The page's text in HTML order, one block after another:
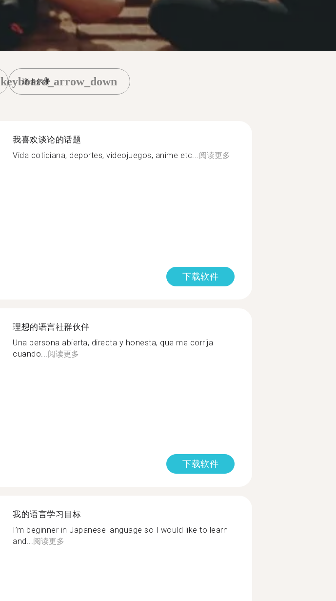
瑙卡尔潘
keyboard_arrow_down
我喜欢谈论的话题
Vida cotidiana, deportes, videojuegos, anime etc...阅读更多
下载软件
理想的语言社群伙伴
Una persona abierta, directa y honesta, que me corrija
cuando...阅读更多
下载软件
我的语言学习目标
I’m beginner in Japanese language so I would like to learn
and...阅读更多